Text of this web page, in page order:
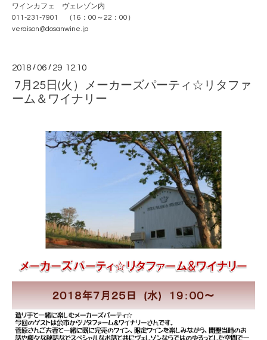
ワインカフェ ヴェレゾン内
011-231-7901 （16：00～22：00）
veraison@dosanwine.jp
2018 /06 / 29 12:10
7月25日(火）メーカーズパーティ☆リタファ
ーム＆ワイナリー